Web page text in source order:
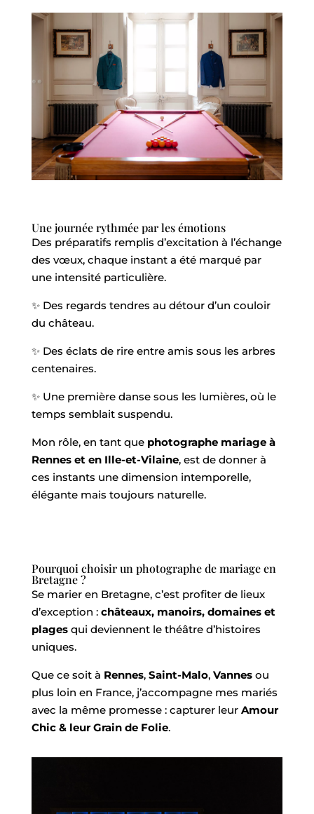
Une journée rythmée par les émotions
Des préparatifs remplis d’excitation à l’échange
des vœux, chaque instant a été marqué par
une intensité particulière.
✨ Des regards tendres au détour d’un couloir
du château.
✨ Des éclats de rire entre amis sous les arbres
centenaires.
✨ Une première danse sous les lumières, où le
temps semblait suspendu.
Mon rôle, en tant que photographe mariage à
Rennes et en Ille-et-Vilaine, est de donner à
ces instants une dimension intemporelle,
élégante mais toujours naturelle.
Pourquoi choisir un photographe de mariage en
Bretagne ?
Se marier en Bretagne, c’est profiter de lieux
d’exception : châteaux, manoirs, domaines et
plagesqui deviennent le théâtre d’histoires
uniques.
Que ce soit à Rennes, Saint-Malo, Vannesou
plus loin en France, j’accompagne mes mariés
avec la même promesse : capturer leur Amour
Chic & leur Grain de Folie.